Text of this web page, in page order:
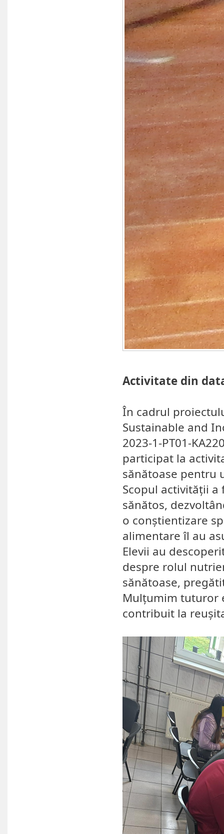
Activitate din
În cadrul
Sustainable and
2023-1-PT01-
participat la
sănătoase pentru
Scopul activității
sănătos,
o conștientizare
alimentare îl au
Elevii au
despre rolul
sănătoase,
Mulțumim tuturor
contribuit la